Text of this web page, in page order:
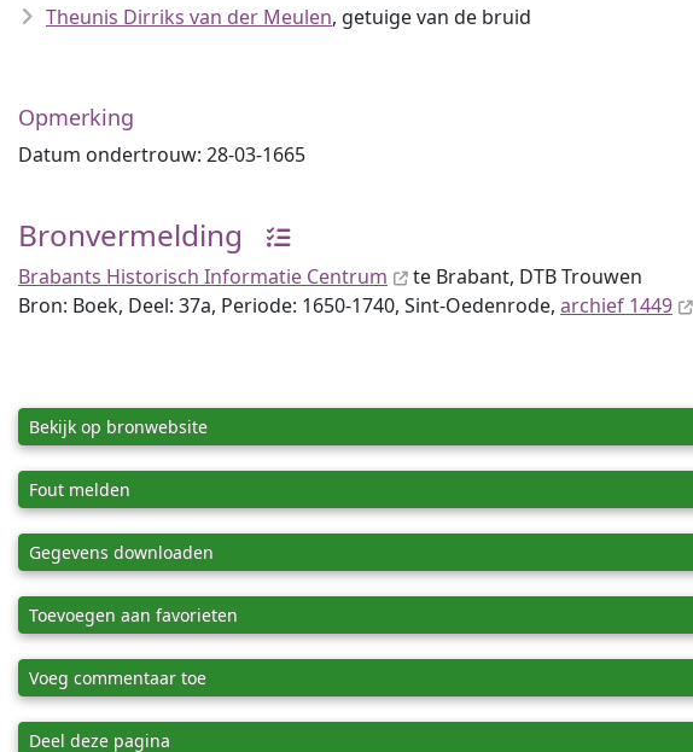
Theunis Dirriks van der Meulen, getuige van de bruid
Opmerking
Datum ondertrouw: 28-03-1665
Bronvermelding
Brabants Historisch Informatie Centrum
te Brabant, DTB Trouwen
Bron: Boek, Deel: 37a, Periode: 1650-1740, Sint-Oedenrode, archief 1449
Bekijk op bronwebsite
Fout melden
Gegevens downloaden
Toevoegen aan favorieten
Voeg commentaar toe
Deel deze pagina